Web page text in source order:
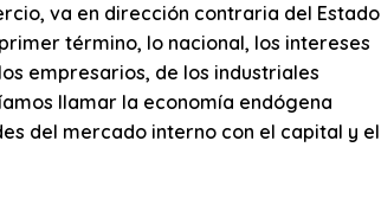
va en dirección contraria del Estado
término, lo nacional, los intereses
empresarios, de los industriales
llamar la economía endógena
del mercado interno con el capital y el